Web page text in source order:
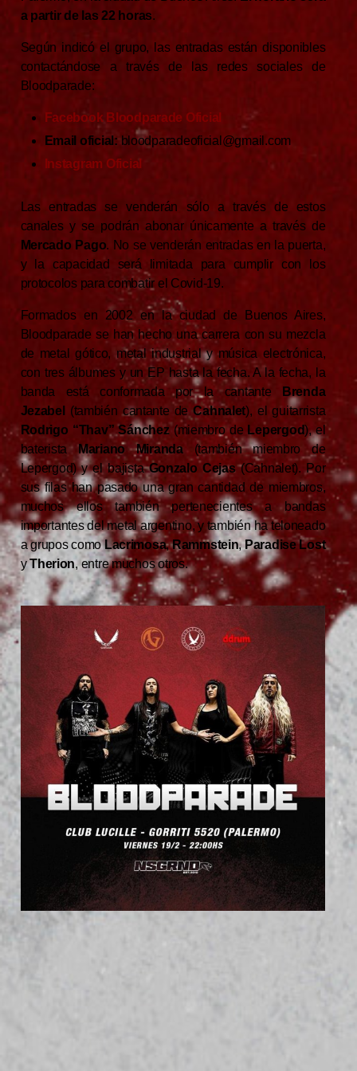
a partir de las 22 horas.
Según indicó el grupo, las entradas están disponibles
contactándose a través de las redes sociales de
Bloodparade:
Facebook Bloodparade Oficial
Email oficial: bloodparadeoficial@gmail.com
Instagram Oficial
Las entradas se venderán sólo a través de estos
canales y se podrán abonar únicamente a través de
Mercado Pago. No se venderán entradas en la puerta,
y la capacidad será limitada para cumplir con los
protocolos para combatir el Covid-19.
Formados en 2002 en la ciudad de Buenos Aires,
Bloodparade se han hecho una carrera con su mezcla
de metal gótico, metal industrial y música electrónica,
con tres álbumes y un EP hasta la fecha. A la fecha, la
banda está conformada por la cantante
Brenda
Jezabel
(también cantante deCahnalet), el guitarrista
Rodrigo “Thav” Sánchez(miembro de Lepergod), el
baterista Mariano Miranda(también miembro de
Lepergod) y el bajistaGonzalo Cejas(Cahnalet). Por
sus filas han pasado una gran cantidad de miembros,
muchos ellos también pertenecientes a bandas
importantes del metal argentino, y también ha teloneado
a grupos comoLacrimosa,Rammstein,Paradise Lost
yTherion, entre muchos otros.